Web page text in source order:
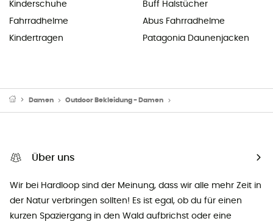
Kinderschuhe
Fahrradhelme
Kindertragen
Buff Halstücher
Abus Fahrradhelme
Patagonia Daunenjacken
Damen Outdoor Bekleidung - Damen
Über uns
Wir bei Hardloop sind der Meinung, dass wir alle mehr Zeit in
der Natur verbringen sollten! Es ist egal, ob du für einen
kurzen Spaziergang in den Wald aufbrichst oder eine